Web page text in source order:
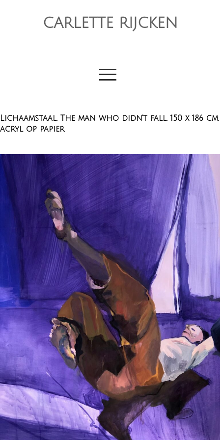
CARLETTE RIJCKEN
Lichaamstaal. The man who didn’t fall. 150 x 186 cm.
acryl op papier